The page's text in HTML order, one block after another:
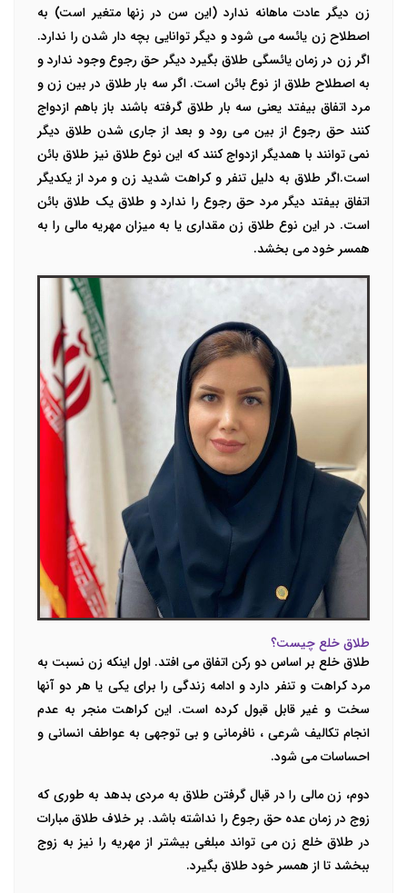
زن دیگر عادت ماهانه ندارد (این سن در زنها متغیر است) به
اصطلاح زن یائسه می شود و دیگر توانایی بچه دار شدن را ندارد.
اگر زن در زمان یائسگی طلاق بگیرد دیگر حق رجوع وجود ندارد و
به اصطلاح طلاق از نوع بائن است. اگر سه بار طلاق در بین زن و
مرد اتفاق بیفتد یعنی سه بار طلاق گرفته باشند باز باهم ازدواج
کنند حق رجوع از بین می رود و بعد از جاری شدن طلاق دیگر
نمی توانند با همدیگر ازدواج کنند که این نوع طلاق نیز طلاق بائن
است.اگر طلاق به دلیل تنفر و کراهت شدید زن و مرد از یکدیگر
اتفاق بیفتد دیگر مرد حق رجوع را ندارد و طلاق یک طلاق بائن
است. در این نوع طلاق زن مقداری یا به میزان مهریه مالی را به
همسر خود می بخشد.
طلاق خلع چیست؟
طلاق خلع بر اساس دو رکن اتفاق می افتد. اول اینکه زن نسبت به
مرد کراهت و تنفر دارد و ادامه زندگی را برای یکی یا هر دو آنها
سخت و غیر قابل قبول کرده است. این کراهت منجر به عدم
انجام تکالیف شرعی ، نافرمانی و بی توجهی به عواطف انسانی و
احساسات می شود.
دوم، زن مالی را در قبال گرفتن طلاق به مردی بدهد به طوری که
زوج در زمان عده حق رجوع را نداشته باشد. بر خلاف طلاق مبارات
در طلاق خلع زن می تواند مبلغی بیشتر از مهریه را نیز به زوج
ببخشد تا از همسر خود طلاق بگیرد.